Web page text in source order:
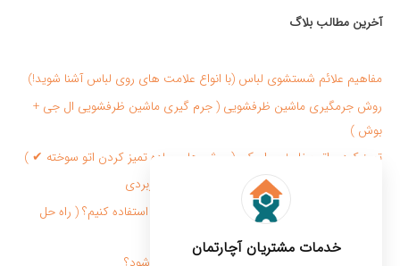
آخرین مطالب بلاگ
مفاهیم علائم شستشوی لباس (با انواع علامت های روی لباس آشنا شوید!)
روش جرمگیری ماشین ظرفشویی ( جرم گیری ماشین ظرفشویی ال جی +
بوش )
تمیز کردن اتو بخار + سرامیکی ( روش های ساده تميز كردن اتو سوخته ✔ )
تميز كردن شيشه پنجره با 10 روش فوق العاده کاربردی
برای از بین بردن بوی بد کفش از چه روش هایی استفاده کنیم؟ ( راه حل
خدمات مشتریان آچارتمان